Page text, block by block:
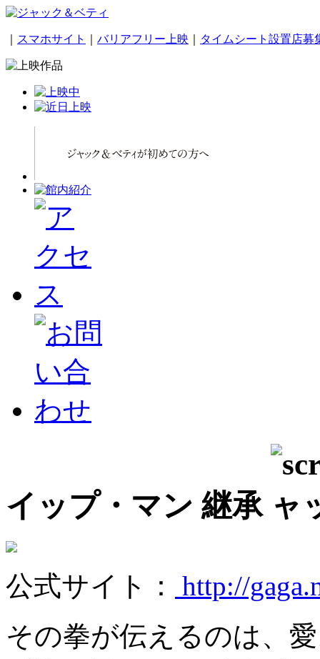
スマホサイト バリアフリー上映 タイムシート設置店募
イップ・マン 継承
公式サイト：
http://
その拳が伝えるのは、